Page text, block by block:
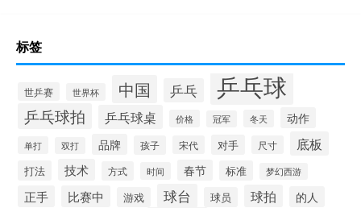
标签
世乒赛 世界杯 中国 乒乓 乒乓球
乒乓球拍 乒乓球桌 价格 冠军 冬天 动作
单打 双打 品牌 孩子 宋代 对手 尺寸 底板
打法 技术 方式 时间 春节 标准 梦幻西游
正手 比赛中 游戏 球台 球员 球拍 的人